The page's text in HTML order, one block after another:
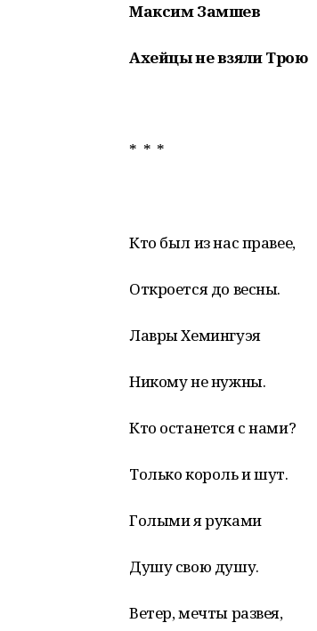
Максим Замшев
Ахейцы не взяли Трою
* * *
Кто был из нас правее,
Откроется до весны.
Лавры Хемингуэя
Никому не нужны.
Кто останется с нами?
Только король и шут.
Голыми я руками
Душу свою душу.
Ветер, мечты развея,